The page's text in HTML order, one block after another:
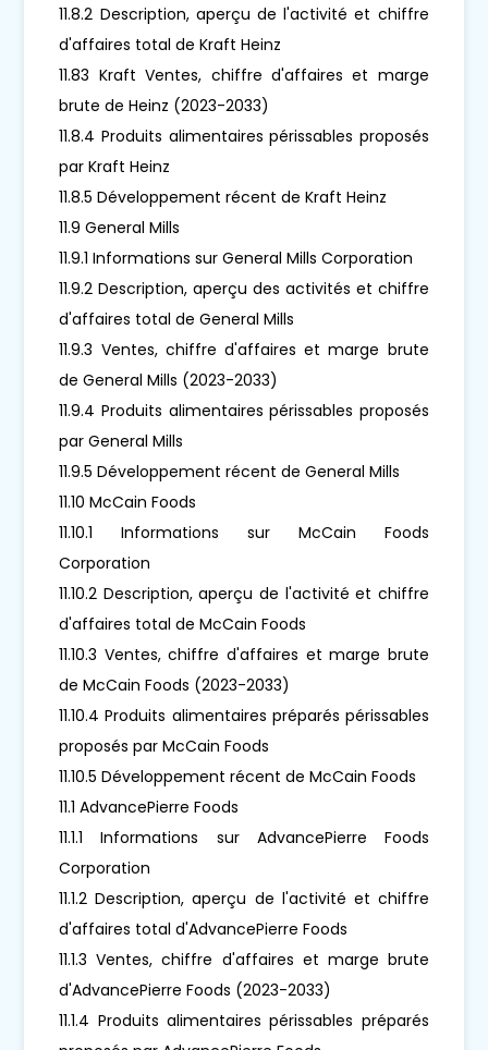
11.8.2 Description, aperçu de l'activité et chiffre
d'affaires total de Kraft Heinz
11.83 Kraft Ventes, chiffre d'affaires et marge
brute de Heinz (2023-2033)
11.8.4 Produits alimentaires périssables proposés
par Kraft Heinz
11.8.5 Développement récent de Kraft Heinz
11.9 General Mills
11.9.1 Informations sur General Mills Corporation
11.9.2 Description, aperçu des activités et chiffre
d'affaires total de General Mills
11.9.3 Ventes, chiffre d'affaires et marge brute
de General Mills (2023-2033)
11.9.4 Produits alimentaires périssables proposés
par General Mills
11.9.5 Développement récent de General Mills
11.10 McCain Foods
11.10.1 Informations sur McCain Foods
Corporation
11.10.2 Description, aperçu de l'activité et chiffre
d'affaires total de McCain Foods
11.10.3 Ventes, chiffre d'affaires et marge brute
de McCain Foods (2023-2033)
11.10.4 Produits alimentaires préparés périssables
proposés par McCain Foods
11.10.5 Développement récent de McCain Foods
11.1 AdvancePierre Foods
11.1.1 Informations sur AdvancePierre Foods
Corporation
11.1.2 Description, aperçu de l'activité et chiffre
d'affaires total d'AdvancePierre Foods
11.1.3 Ventes, chiffre d'affaires et marge brute
d'AdvancePierre Foods (2023-2033)
11.1.4 Produits alimentaires périssables préparés